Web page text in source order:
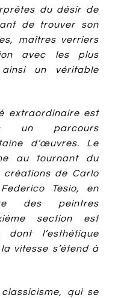
du désir de
de trouver son
maîtres verriers
avec les plus
un véritable
extraordinaire est
un parcours
d’œuvres. Le
au tournant du
de Carlo
Tesio, en
des peintres
section est
l’esthétique
vitesse s’étend à
qui se